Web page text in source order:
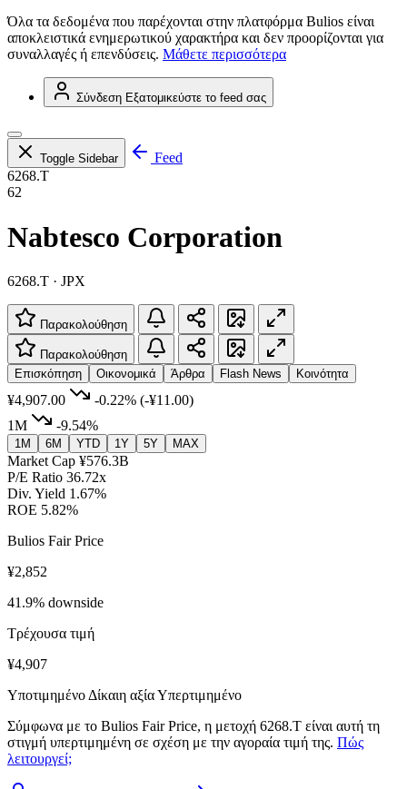
Όλα τα δεδομένα που παρέχονται στην πλατφόρμα Bulios είναι
αποκλειστικά ενημερωτικού χαρακτήρα και δεν προορίζονται για
συναλλαγές ή επενδύσεις. Μάθετε περισσότερα
Σύνδεση Εξατομικεύστε το feed σας
Toggle Sidebar
Feed
6268.T
62
Nabtesco Corporation
6268.T · JPX
Παρακολούθηση
Παρακολούθηση
Επισκόπηση
Οικονομικά Άρθρα Flash News Κοινότητα
¥4,907.00 -0.22% (-¥11.00)
1M
-9.54%
1M 6M YTD 1Y 5Y MAX
Market Cap ¥576.3B
P/E Ratio 36.72x
Div. Yield 1.67%
ROE 5.82%
Bulios Fair Price
¥2,852
41.9% downside
Τρέχουσα τιμή
¥4,907
Υποτιμημένο Δίκαιη αξίαΥπερτιμημένο
Σύμφωνα με το Bulios Fair Price, η μετοχή 6268.T είναι αυτή τη
στιγμή υπερτιμημένη σε σχέση με την αγοραία τιμή της. Πώς
λειτουργεί;